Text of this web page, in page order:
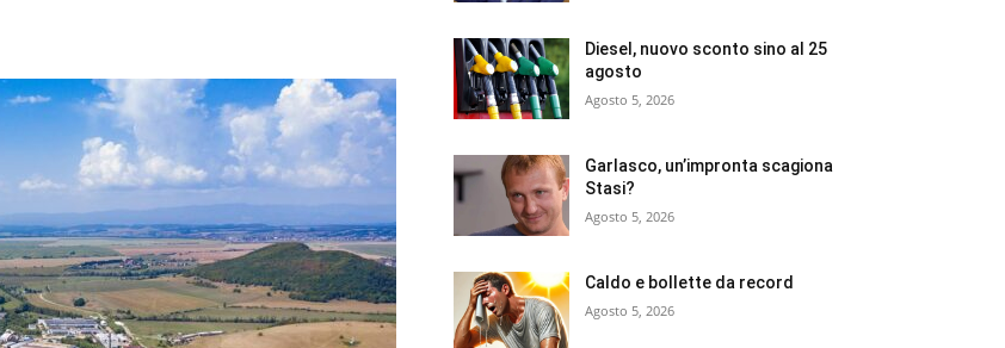
Diesel, nuovo sconto sino al 25
agosto
Agosto 5, 2026
Garlasco, un’impronta scagiona
Stasi?
Agosto 5, 2026
Caldo e bollette da record
Agosto 5, 2026